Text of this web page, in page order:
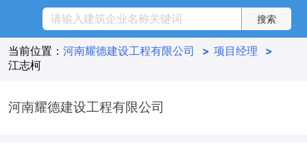
当前位置： 河南耀德建设工程有限公司 > 项目经理
>
江志柯
河南耀德建设工程有限公司